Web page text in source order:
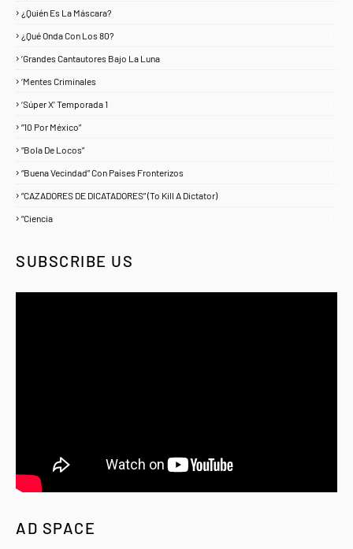
¿Quién Es La Máscara?
¿Qué Onda Con Los 80?
‘Grandes Cantautores Bajo La Luna
‘Mentes Criminales
‘Súper X’ Temporada 1
“10 Por México”
“Bola De Locos”
“Buena Vecindad” Con Países Fronterizos
“CAZADORES DE DICATADORES” (To Kill A Dictator)
“Ciencia
SUBSCRIBE US
AD SPACE